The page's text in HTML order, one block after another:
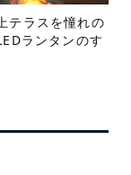
テラスを憧れの
ランタンのす